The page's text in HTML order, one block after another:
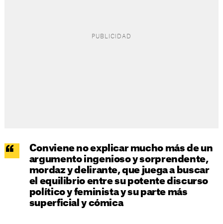
Conviene no explicar mucho más de un
argumento ingenioso y sorprendente,
mordaz y delirante, que juega a buscar
el equilibrio entre su potente discurso
político y feminista y su parte más
superficial y cómica